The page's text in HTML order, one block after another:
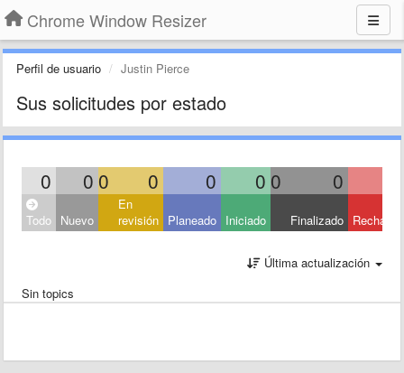
Chrome Window Resizer
Perfil de usuario Justin Pierce
Sus solicitudes por estado
0 0 0 0 0 0 0 0
Todo Nuevo
En
revisión Planeado Iniciado Finalizado
Última actualización
Sin topics